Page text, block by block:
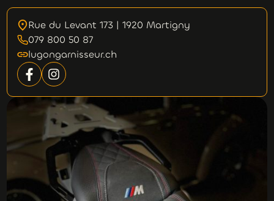
Rue du Levant 173 | 1920 Martigny
079 800 50 87
lugongarnisseur.ch